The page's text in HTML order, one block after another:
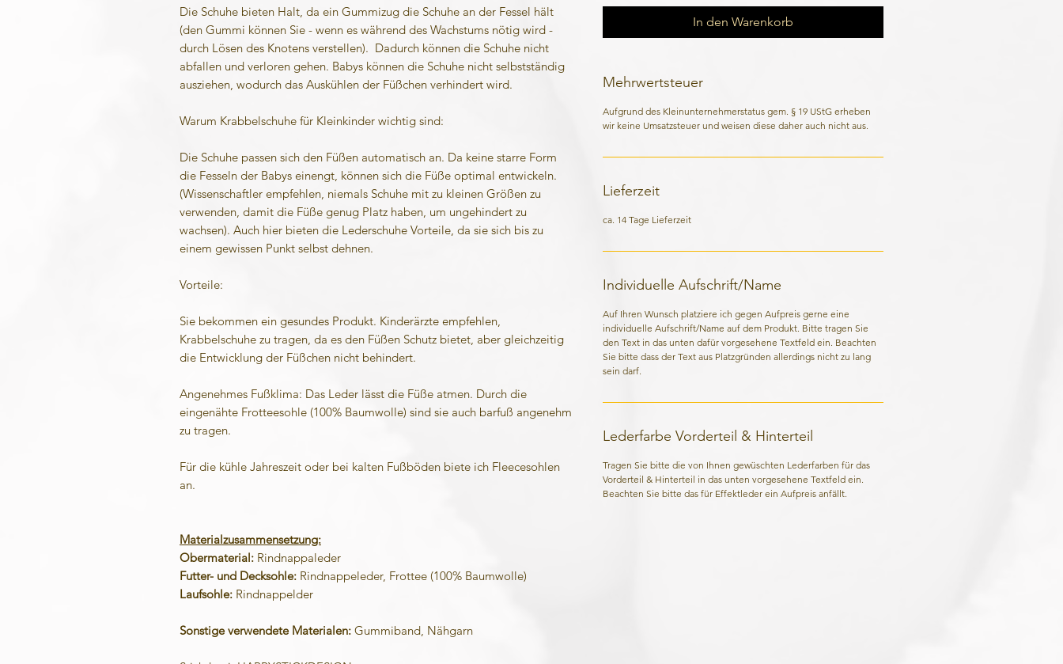
Die Schuhe bieten Halt, da ein Gummizug die Schuhe an der Fessel hält
(den Gummi können Sie - wenn es während des Wachstums nötig wird -
durch Lösen des Knotens verstellen). Dadurch können die Schuhe nicht
abfallen und verloren gehen. Babys können die Schuhe nicht selbstständig
ausziehen, wodurch das Auskühlen der Füßchen verhindert wird.
Warum Krabbelschuhe für Kleinkinder wichtig sind:
Die Schuhe passen sich den Füßen automatisch an. Da keine starre Form
die Fesseln der Babys einengt, können sich die Füße optimal entwickeln.
(Wissenschaftler empfehlen, niemals Schuhe mit zu kleinen Größen zu
verwenden, damit die Füße genug Platz haben, um ungehindert zu
wachsen). Auch hier bieten die Lederschuhe Vorteile, da sie sich bis zu
einem gewissen Punkt selbst dehnen.
Vorteile:
Sie bekommen ein gesundes Produkt. Kinderärzte empfehlen,
Krabbelschuhe zu tragen, da es den Füßen Schutz bietet, aber gleichzeitig
die Entwicklung der Füßchen nicht behindert.
Angenehmes Fußklima: Das Leder lässt die Füße atmen. Durch die
eingenähte Frotteesohle (100% Baumwolle) sind sie auch barfuß angenehm
zu tragen.
Für die kühle Jahreszeit oder bei kalten Fußböden biete ich Fleecesohlen
an.
Materialzusammensetzung:
Obermaterial: Rindnappaleder
Futter- und Decksohle: Rindnappeleder, Frottee (100% Baumwolle)
Laufsohle: Rindnappelder
Sonstige verwendete Materialen: Gummiband, Nähgarn
In den Warenkorb
Mehrwertsteuer
Aufgrund des Kleinunternehmerstatus gem. § 19 UStG erheben
wir keine Umsatzsteuer und weisen diese daher auch nicht aus.
Lieferzeit
ca. 14 Tage Lieferzeit
Individuelle Aufschrift/Name
Auf Ihren Wunsch platziere ich gegen Aufpreis gerne eine
individuelle Aufschrift/Name auf dem Produkt. Bitte tragen Sie
den Text in das unten dafür vorgesehene Textfeld ein. Beachten
Sie bitte dass der Text aus Platzgründen allerdings nicht zu lang
sein darf.
Lederfarbe Vorderteil & Hinterteil
Tragen Sie bitte die von Ihnen gewüschten Lederfarben für das
Vorderteil & Hinterteil in das unten vorgesehene Textfeld ein.
Beachten Sie bitte das für Effektleder ein Aufpreis anfällt.